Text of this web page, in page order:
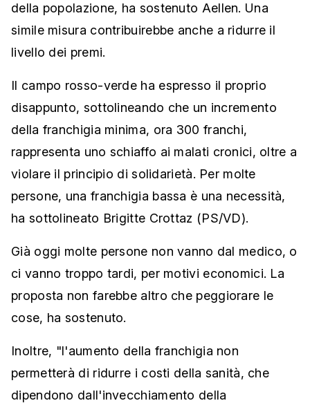
della popolazione, ha sostenuto Aellen. Una
simile misura contribuirebbe anche a ridurre il
livello dei premi.
Il campo rosso-verde ha espresso il proprio
disappunto, sottolineando che un incremento
della franchigia minima, ora 300 franchi,
rappresenta uno schiaffo ai malati cronici, oltre a
violare il principio di solidarietà. Per molte
persone, una franchigia bassa è una necessità,
ha sottolineato Brigitte Crottaz (PS/VD).
Già oggi molte persone non vanno dal medico, o
ci vanno troppo tardi, per motivi economici. La
proposta non farebbe altro che peggiorare le
cose, ha sostenuto.
Inoltre, "l'aumento della franchigia non
permetterà di ridurre i costi della sanità, che
dipendono dall'invecchiamento della